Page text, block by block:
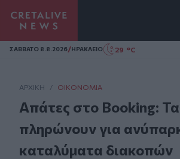
Homepage
ΣAΒΒΑΤΟ 8.8.2026/ΗΡΑΚΛΕΙΟ 29 °C
ΑΡΧΙΚΗ / ΟΙΚΟΝΟΜΊΑ
Απάτες στο Booking:
πληρώνουν για
καταλύματα διακοπών